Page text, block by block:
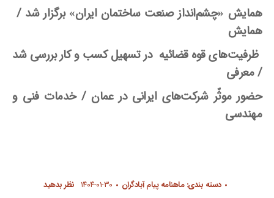
همایش «چشم‌انداز صنعت ساختمان ایران» برگزار شد/
همایش
ظرفیت‌های قوه قضائیه در تسهیل کسب و کار بررسی شد
/ معرفی
حضور موثّر شرکت‌های ایرانی در عمان/ خدمات فنی و
مهندسی
دسته بندی:ماهنامه پیام آبادگران ۱۴۰۴-۰۱-۳۰ نظر بدهید